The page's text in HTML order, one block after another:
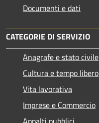
Documenti e dati
CATEGORIE DI SERVIZIO
Anagrafe e stato civile
Cultura e tempo libero
Vita lavorativa
Imprese e Commercio